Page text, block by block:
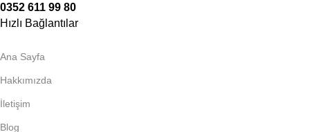
0352 611 99 80
Hızlı Bağlantılar
Ana Sayfa
Hakkımızda
İletişim
Blog